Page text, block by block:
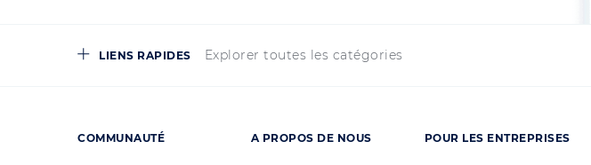
LIENS RAPIDES Explorer toutes les catégories
COMMUNAUTÉ A PROPOS DE NOUS POUR LES ENTREPRISES